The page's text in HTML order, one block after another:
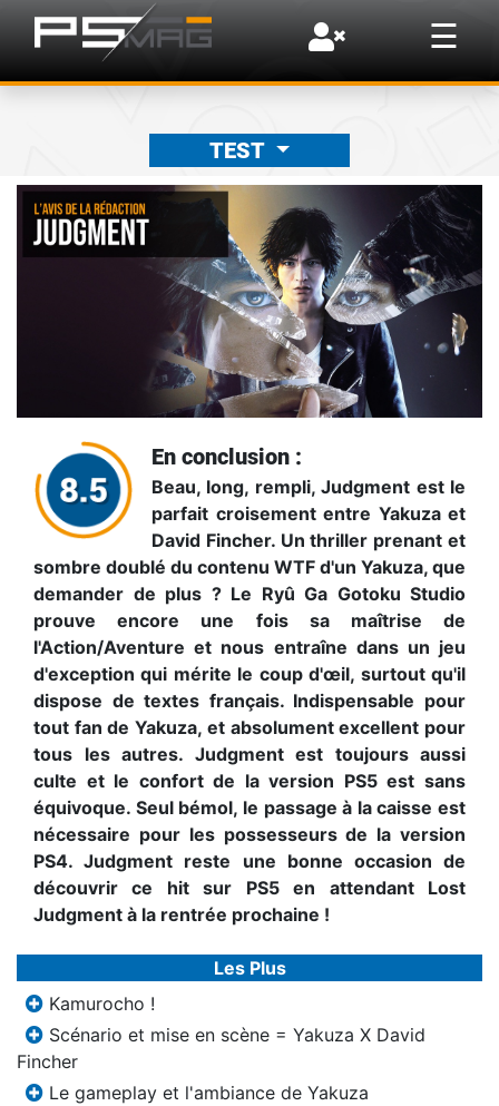
☰
×
TEST
En conclusion :
Beau, long, rempli, Judgment est le
parfait croisement entre Yakuza et
David Fincher. Un thriller prenant et
sombre doublé du contenu WTF d'un Yakuza, que
demander de plus ? Le Ryû Ga Gotoku Studio
prouve encore une fois sa maîtrise de
l'Action/Aventure et nous entraîne dans un jeu
d'exception qui mérite le coup d'œil, surtout qu'il
dispose de textes français. Indispensable pour
tout fan de Yakuza, et absolument excellent pour
tous les autres. Judgment est toujours aussi
culte et le confort de la version PS5 est sans
équivoque. Seul bémol, le passage à la caisse est
nécessaire pour les possesseurs de la version
PS4. Judgment reste une bonne occasion de
découvrir ce hit sur PS5 en attendant Lost
Judgment à la rentrée prochaine !
Les Plus
Kamurocho !
Scénario et mise en scène = Yakuza X David
Fincher
Le gameplay et l'ambiance de Yakuza